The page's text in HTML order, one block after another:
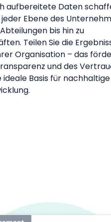
aufbereitete Daten
Ebene des
bis hin zu
Teilen Sie die
Organisation – das
und des
ideale Basis für nachhaltige